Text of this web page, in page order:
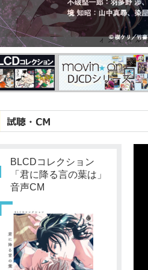
BLCDコレクション
「君に降る言の葉は」
音声CM